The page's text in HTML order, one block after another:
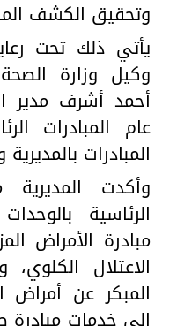
وتحقيق الكشف
يأتي ذلك تحت
وكيل وزارة
أحمد أشرف مدير
عام المبادرات
المبادرات
وأكدت المديرية
الرئاسية
مبادرة الأمراض
الاعتلال
المبكر عن أمراض